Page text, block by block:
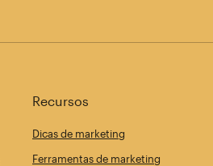
Recursos
Dicas de marketing
Ferramentas de marketing